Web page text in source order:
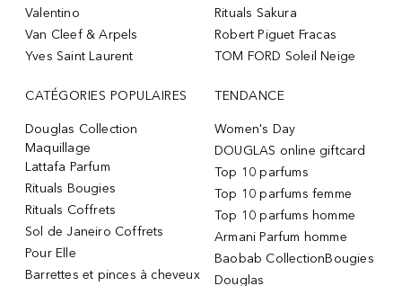
Valentino
Van Cleef & Arpels
Yves Saint Laurent
Rituals Sakura
Robert Piguet Fracas
TOM FORD Soleil Neige
CATÉGORIES POPULAIRES
Douglas Collection
Maquillage
Lattafa Parfum
Rituals Bougies
Rituals Coffrets
Sol de Janeiro Coffrets
Pour Elle
Barrettes et pinces à cheveux
TENDANCE
Women's Day
DOUGLAS online giftcard
Top 10 parfums
Top 10 parfums femme
Top 10 parfums homme
Armani Parfum homme
Baobab CollectionBougies
Douglas